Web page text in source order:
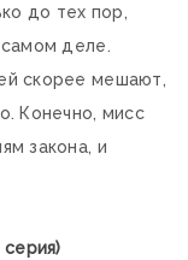
до тех пор,
деле.
скорее мешают,
Конечно, мисс
закона, и